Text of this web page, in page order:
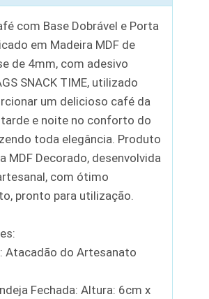
com Base Dobrável e Porta
em Madeira MDF de
de 4mm, com adesivo
SNACK TIME, utilizado
um delicioso café da
tarde e noite no conforto do
toda elegância. Produto
MDF Decorado, desenvolvida
com ótimo
pronto para utilização.
Atacadão do Artesanato
Fechada: Altura: 6cm x